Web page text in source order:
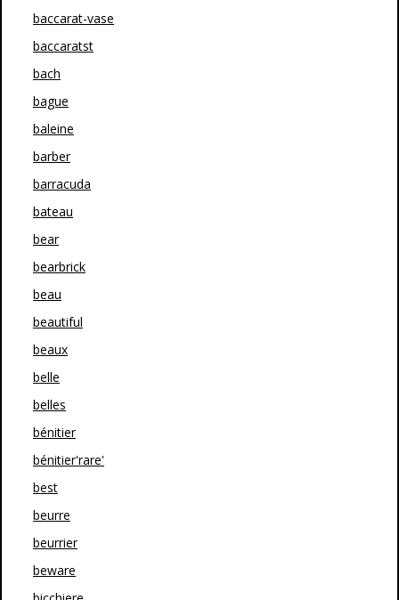
baccarat-vase
baccaratst
bach
bague
baleine
barber
barracuda
bateau
bear
bearbrick
beau
beautiful
beaux
belle
belles
bénitier
bénitier'rare'
best
beurre
beurrier
beware